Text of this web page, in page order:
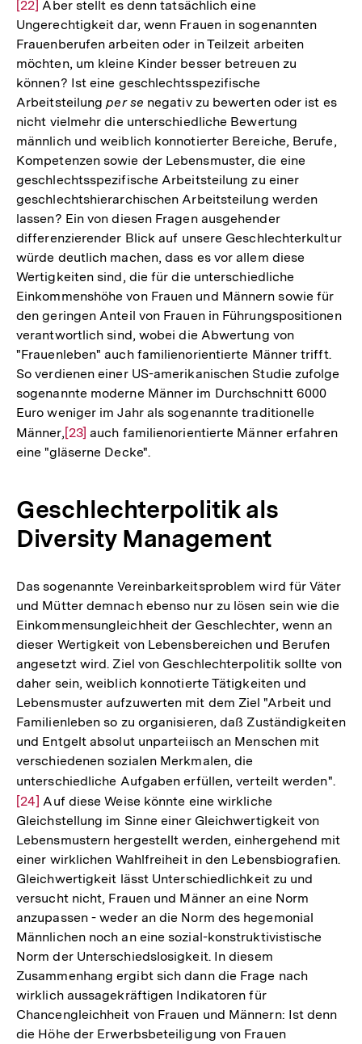
[22] Aber stellt es denn tatsächlich eine
Ungerechtigkeit dar, wenn Frauen in sogenannten
Frauenberufen arbeiten oder in Teilzeit arbeiten
möchten, um kleine Kinder besser betreuen zu
können? Ist eine geschlechtsspezifische
Arbeitsteilungper se negativ zu bewerten oder ist es
nicht vielmehr die unterschiedliche Bewertung
männlich und weiblich konnotierter Bereiche, Berufe,
Kompetenzen sowie der Lebensmuster, die eine
geschlechtsspezifische Arbeitsteilung zu einer
geschlechtshierarchischen Arbeitsteilung werden
lassen? Ein von diesen Fragen ausgehender
differenzierender Blick auf unsere Geschlechterkultur
würde deutlich machen, dass es vor allem diese
Wertigkeiten sind, die für die unterschiedliche
Einkommenshöhe von Frauen und Männern sowie für
den geringen Anteil von Frauen in Führungspositionen
verantwortlich sind, wobei die Abwertung von
"Frauenleben" auch familienorientierte Männer trifft.
So verdienen einer US-amerikanischen Studie zufolge
sogenannte moderne Männer im Durchschnitt 6000
Euro weniger im Jahr als sogenannte traditionelle
Männer,Zur
Auflösung
[23] auch familienorientierte Männer erfahren
eine "gläserne Decke".
Geschlechterpolitik als
Diversity Management
Das sogenannte Vereinbarkeitsproblem wird für Väter
und Mütter demnach ebenso nur zu lösen sein wie die
Einkommensungleichheit der Geschlechter, wenn an
dieser Wertigkeit von Lebensbereichen und Berufen
angesetzt wird. Ziel von Geschlechterpolitik sollte von
daher sein, weiblich konnotierte Tätigkeiten und
Lebensmuster aufzuwerten mit dem Ziel "Arbeit und
Familienleben so zu organisieren, daß Zuständigkeiten
und Entgelt absolut unparteiisch an Menschen mit
verschiedenen sozialen Merkmalen, die
unterschiedliche Aufgaben erfüllen, verteilt werden".
[24] Auf diese Weise könnte eine wirkliche
Gleichstellung im Sinne einer Gleichwertigkeit von
Lebensmustern hergestellt werden, einhergehend mit
einer wirklichen Wahlfreiheit in den Lebensbiografien.
Gleichwertigkeit lässt Unterschiedlichkeit zu und
versucht nicht, Frauen und Männer an eine Norm
anzupassen - weder an die Norm des hegemonial
Männlichen noch an eine sozial-konstruktivistische
Norm der Unterschiedslosigkeit. In diesem
Zusammenhang ergibt sich dann die Frage nach
wirklich aussagekräftigen Indikatoren für
Chancengleichheit von Frauen und Männern: Ist denn
die Höhe der Erwerbsbeteiligung von Frauen